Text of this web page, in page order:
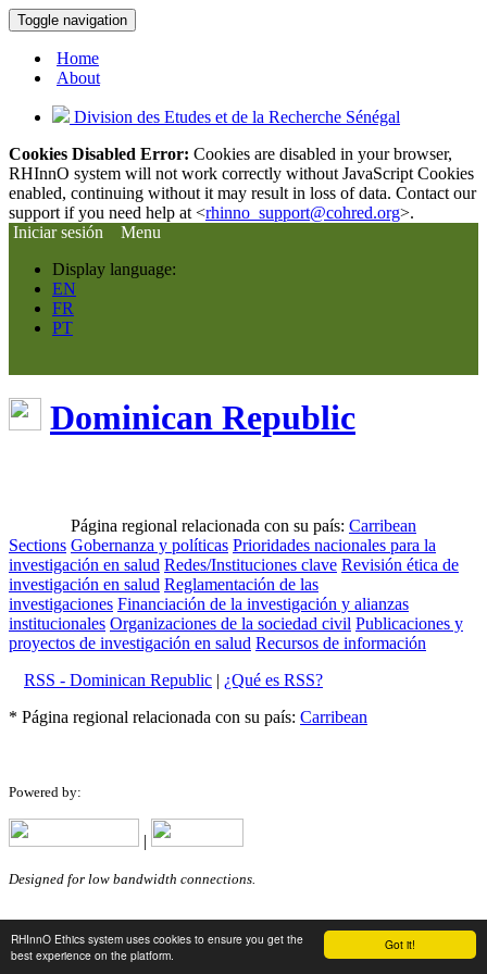
Got it!
RHInnO Ethics system uses cookies to ensure you get the
best experience on the platform.
Toggle navigation
Home
About
Division des Etudes et de la Recherche Sénégal
Cookies Disabled Error: Cookies are disabled in your browser,
RHInnO system will not work correctly without JavaScript Cookies
enabled, continuing without it may result in loss of data. Contact our
support if you need help at <rhinno_support@cohred.org>.
Iniciar sesión
Menu
Display language:
EN
FR
PT
Dominican Republic
Página regional relacionada con su país: Carribean
Sections Gobernanza y políticas Prioridades nacionales para la
investigación en salud Redes/Instituciones clave Revisión ética de
investigación en salud Reglamentación de las
investigaciones Financiación de la investigación y alianzas
institucionales Organizaciones de la sociedad civil Publicaciones y
proyectos de investigación en salud Recursos de información
RSS - Dominican Republic | ¿Qué es RSS?
* Página regional relacionada con su país: Carribean
Powered by:
|
Designed for low bandwidth connections.